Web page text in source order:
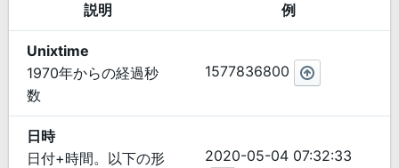
説明 例
Unixtime
1970年からの経過秒
数
1577836800
日時
日付+時間。以下の形
2020-05-04 07:32:33